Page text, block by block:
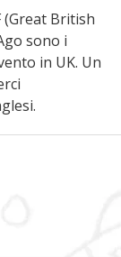
(Great British
sono i
in UK. Un